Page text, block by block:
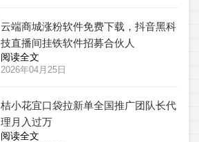
云端商城涨粉软件免费下载，抖音黑科
技直播间挂铁软件招募合伙人
阅读全文
2026年04月25日
桔小花宜口袋拉新单全国推广团队长代
理月入过万
阅读全文